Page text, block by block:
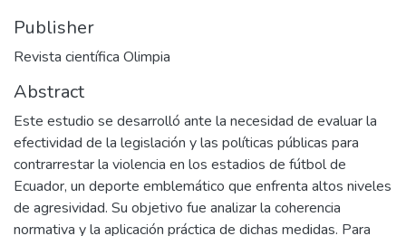
Publisher
Revista científica Olimpia
Abstract
Este estudio se desarrolló ante la necesidad de evaluar la
efectividad de la legislación y las políticas públicas para
contrarrestar la violencia en los estadios de fútbol de
Ecuador, un deporte emblemático que enfrenta altos niveles
de agresividad. Su objetivo fue analizar la coherencia
normativa y la aplicación práctica de dichas medidas. Para